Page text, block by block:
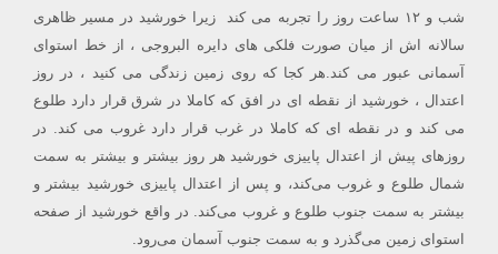
شب و ۱۲ ساعت روز را تجربه می کند زیرا خورشید در مسیر ظاهری
سالانه اش از میان صورت فلکی های دایره البروجی ، از خط استوای
آسمانی عبور می کند.هر کجا که روی زمین زندگی می کنید ، در روز
اعتدال ، خورشید از نقطه ای در افق که کاملا در شرق قرار دارد طلوع
می کند و در نقطه ای که کاملا در غرب قرار دارد غروب می کند. در
روزهای پیش از اعتدال پاییزی خورشید هر روز بیشتر و بیشتر به سمت
شمال طلوع و غروب می‌کند، و پس از اعتدال پاییزی خورشید بیشتر و
بیشتر به سمت جنوب طلوع و غروب می‌کند. در واقع خورشید از صفحه
استوای زمین می‌گذرد و به سمت جنوب آسمان می‌رود.